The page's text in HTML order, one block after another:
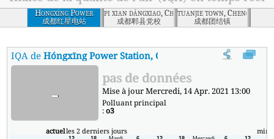
Hongxīng Power
Station, Chengdu
成都红星电站
pi xian dǎngxiao, Chengdu
成都郫县党校
tuanjie town, Chengdu
成都团结镇
IQA deHóngxīng Power Station, Chengdu Indice de la qualité
- pas de données
Mise à jour Mercredi, 14 Apr. 2021 13:00
Polluant principal
:o3
actuelles 2 derniers jours min